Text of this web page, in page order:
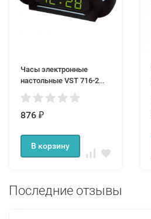
Часы электронные
настольные VST 716-2
зеленые цифры
876 ₽
В корзину
Последние отзывы